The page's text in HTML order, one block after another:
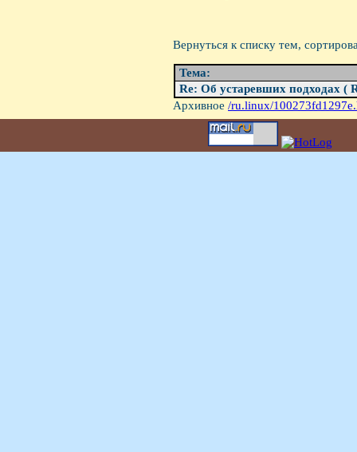
Вернуться к списку тем,
Тема:
Re: Об устаревших подходах (
Архивное /ru.linux/